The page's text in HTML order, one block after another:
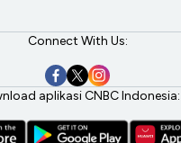
Connect With Us:
aplikasi CNBC Indonesia: